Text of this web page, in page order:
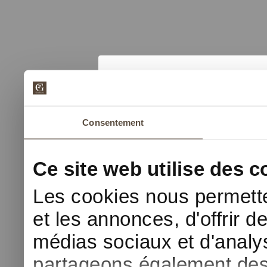
Consentement
Ce site web utilise des
Les cookies nous
et les annonces, d'offrir
médias sociaux et
On our website, we
for analytical
offering social media
personalized
from your browsing
analytical or
By clicking here you